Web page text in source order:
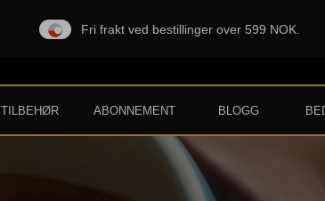
Fri frakt ved bestillinger over 599 NOK.
TILBEHØR ABONNEMENT BLOGG